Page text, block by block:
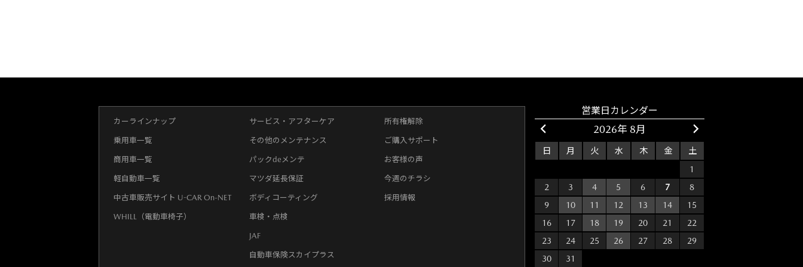
カーラインナップ
乗用車一覧
商用車一覧
軽自動車一覧
中古車販売サイト U-CAR On-NET
WHILL（電動車椅子）
サービス・アフターケア
その他のメンテナンス
パックdeメンテ
マツダ延長保証
ボディコーティング
車検・点検
JAF
自動車保険スカイプラス
所有権解除
ご購入サポート
お客様の声
今週のチラシ
採用情報
営業日カレンダー
2026年 8月
日 月 火 水 木 金
土
1
2
3 4 5 6 7
8
9
10 11 12 13 14
15
16
17 18 19 20 21
22
23
24 25 26 27 28
29
30
31